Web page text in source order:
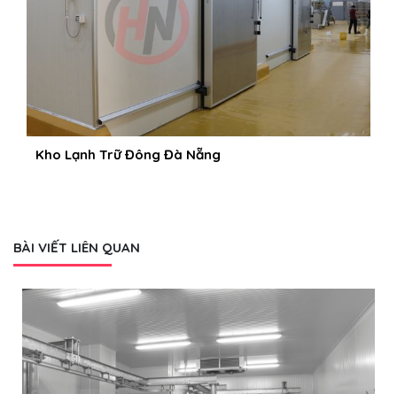
Kho Lạnh Trữ Đông Đà Nẵng
BÀI VIẾT LIÊN QUAN